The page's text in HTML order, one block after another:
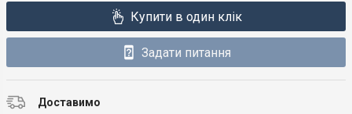
Купити в один клік
Задати питання
Доставимо